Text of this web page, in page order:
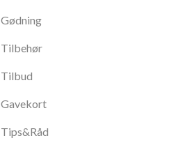
Gødning
Tilbehør
Tilbud
Gavekort
Tips&Råd